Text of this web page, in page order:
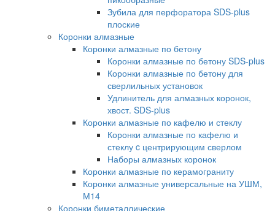
Зубила для перфоратора SDS-plus
плоские
Коронки алмазные
Коронки алмазные по бетону
Коронки алмазные по бетону SDS-plus
Коронки алмазные по бетону для
сверлильных установок
Удлинитель для алмазных коронок,
хвост. SDS-plus
Коронки алмазные по кафелю и стеклу
Коронки алмазные по кафелю и
стеклу c центрирующим сверлом
Наборы алмазных коронок
Коронки алмазные по керамограниту
Коронки алмазные универсальные на УШМ,
М14
Коронки биметаллические